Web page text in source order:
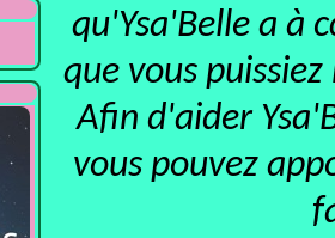
qu'Ysa'Belle a à
que vous
Afin d'aider
vous pouvez